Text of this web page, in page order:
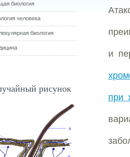
и
при
биология
человека
биология
рисунок